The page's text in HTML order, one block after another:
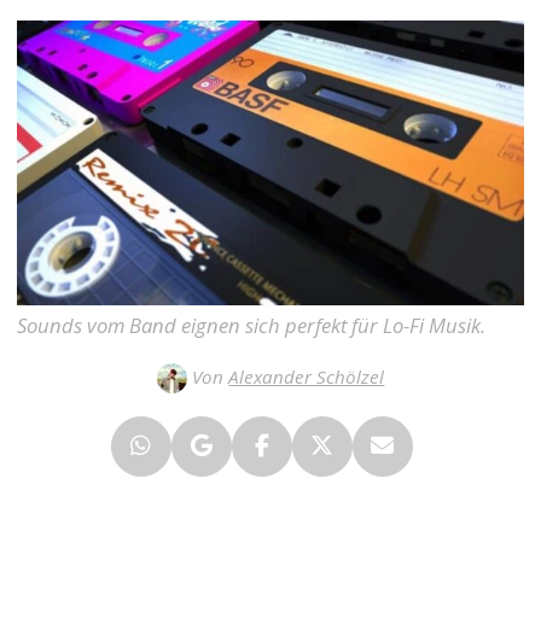
Sounds vom Band eignen sich perfekt für Lo-Fi Musik.
VonAlexander Schölzel